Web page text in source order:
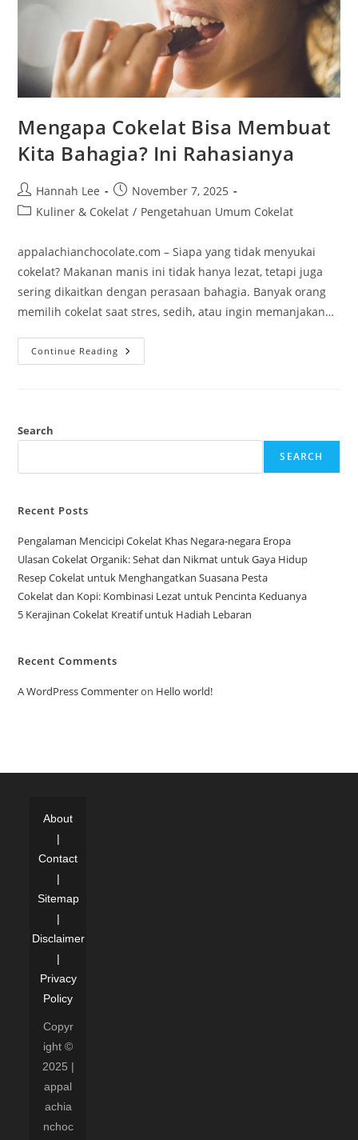
Mengapa Cokelat Bisa Membuat
Kita Bahagia? Ini Rahasianya
Post
author:
Hannah Lee
Post
published:
November 7, 2025
PostKuliner & Cokelat / Pengetahuan Umum Cokelat
appalachianchocolate.com – Siapa yang tidak menyukai
cokelat? Makanan manis ini tidak hanya lezat, tetapi juga
sering dikaitkan dengan perasaan bahagia. Banyak orang
memilih cokelat saat stres, sedih, atau ingin memanjakan…
Continue Reading Mengapa
Cokelat
Search
SEARCH
Recent Posts
Pengalaman Mencicipi Cokelat Khas Negara-negara Eropa
Ulasan Cokelat Organik: Sehat dan Nikmat untuk Gaya Hidup
Resep Cokelat untuk Menghangatkan Suasana Pesta
Cokelat dan Kopi: Kombinasi Lezat untuk Pencinta Keduanya
5 Kerajinan Cokelat Kreatif untuk Hadiah Lebaran
Recent Comments
A WordPress Commenteron Hello world!
About
|
Contact
|
Sitemap
|
Disclaimer
|
Privacy
Policy
Copyr
ight ©
2025 |
appal
achia
nchoc